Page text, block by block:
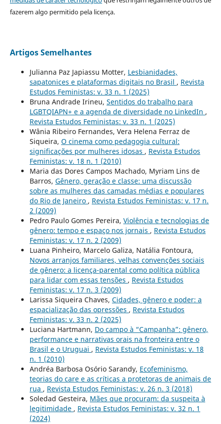
fazerem algo permitido pela licença.
Artigos Semelhantes
Julianna Paz Japiassu Motter, Lesbianidades,
sapatonices e plataformas digitais no Brasil , Revista
Estudos Feministas: v. 33 n. 1 (2025)
Bruna Andrade Irineu, Sentidos do trabalho para
LGBTQIAPN+ e a agenda de diversidade no LinkedIn ,
Revista Estudos Feministas: v. 33 n. 1 (2025)
Wânia Ribeiro Fernandes, Vera Helena Ferraz de
Siqueira, O cinema como pedagogia cultural:
significações por mulheres idosas , Revista Estudos
Feministas: v. 18 n. 1 (2010)
Maria das Dores Campos Machado, Myriam Lins de
Barros, Gênero, geração e classe: uma discussão
sobre as mulheres das camadas médias e populares
do Rio de Janeiro , Revista Estudos Feministas: v. 17 n.
2 (2009)
Pedro Paulo Gomes Pereira, Violência e tecnologias de
gênero: tempo e espaço nos jornais , Revista Estudos
Feministas: v. 17 n. 2 (2009)
Luana Pinheiro, Marcelo Galiza, Natália Fontoura,
Novos arranjos familiares, velhas convenções sociais
de gênero: a licença-parental como política pública
para lidar com essas tensões , Revista Estudos
Feministas: v. 17 n. 3 (2009)
Larissa Siqueira Chaves, Cidades, gênero e poder: a
espacialização das opressões , Revista Estudos
Feministas: v. 33 n. 2 (2025)
Luciana Hartmann, Do campo à “Campanha”: gênero,
performance e narrativas orais na fronteira entre o
Brasil e o Uruguai , Revista Estudos Feministas: v. 18
n. 1 (2010)
Andréa Barbosa Osório Sarandy, Ecofeminismo,
teorias do care e as críticas a protetoras de animais de
rua , Revista Estudos Feministas: v. 26 n. 3 (2018)
Soledad Gesteira, Mães que procuram: da suspeita à
legitimidade , Revista Estudos Feministas: v. 32 n. 1
(2024)